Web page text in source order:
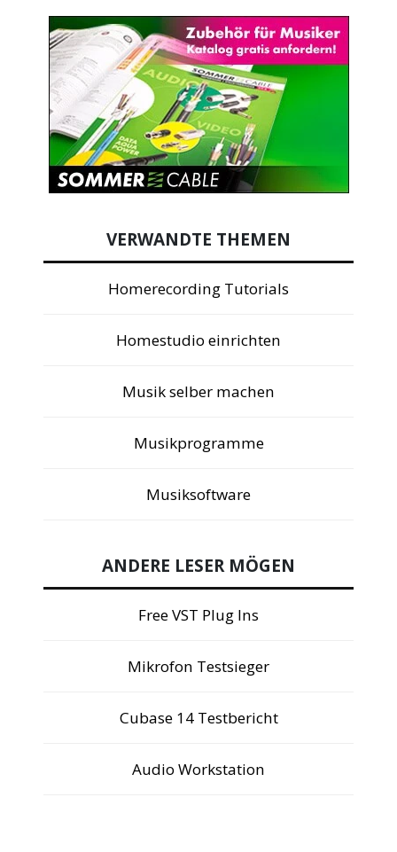
VERWANDTE THEMEN
Homerecording Tutorials
Homestudio einrichten
Musik selber machen
Musikprogramme
Musiksoftware
ANDERE LESER MÖGEN
Free VST Plug Ins
Mikrofon Testsieger
Cubase 14 Testbericht
Audio Workstation